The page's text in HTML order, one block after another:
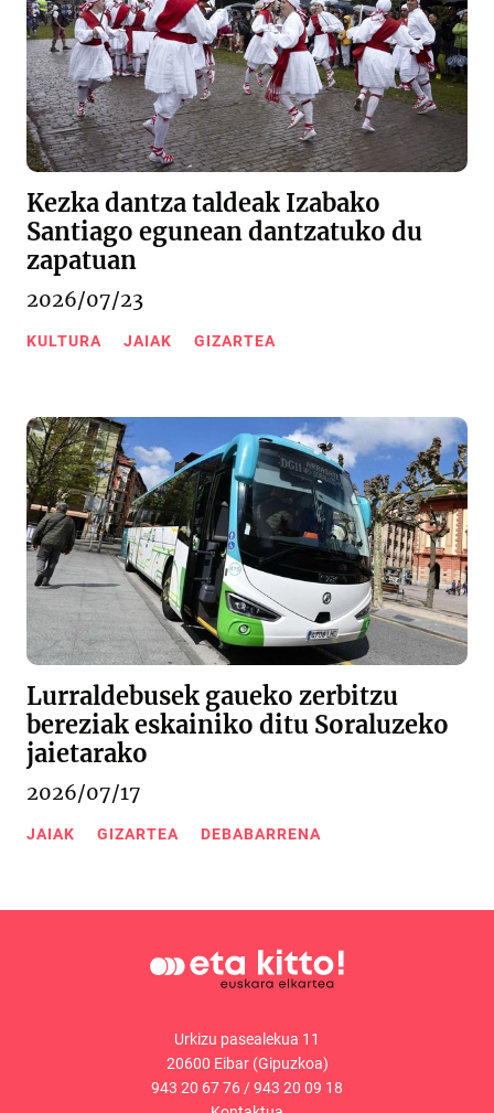
Kezka dantza taldeak Izabako
Santiago egunean dantzatuko du
zapatuan
2026/07/23
KULTURA JAIAK GIZARTEA
Lurraldebusek gaueko zerbitzu
bereziak eskainiko ditu Soraluzeko
jaietarako
2026/07/17
JAIAK GIZARTEA DEBABARRENA
Urkizu pasealekua 11
20600 Eibar (Gipuzkoa)
943 20 67 76/943 20 09 18